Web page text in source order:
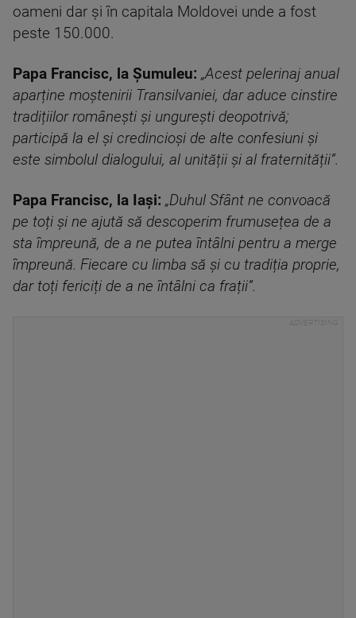
oameni dar şi în capitala Moldovei unde a fost
peste 150.000.
Papa Francisc, la Șumuleu: „Acest pelerinaj anual
aparține moștenirii Transilvaniei, dar aduce cinstire
tradițiilor românești și ungurești deopotrivă;
participă la el și credincioși de alte confesiuni și
este simbolul dialogului, al unității și al fraternității”.
Papa Francisc, la Iași: „Duhul Sfânt ne convoacă
pe toți și ne ajută să descoperim frumusețea de a
sta împreună, de a ne putea întâlni pentru a merge
împreună. Fiecare cu limba să și cu tradiția proprie,
dar toți fericiți de a ne întâlni ca frații”.